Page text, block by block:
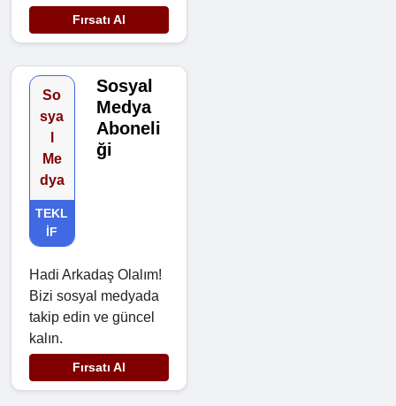
Fırsatı Al
So
sya
Me
dya
TEKL
IF
Sosyal
Medya
Aboneli
ği
Hadi Arkadaş Olalım!
Bizi sosyal medyada
takip edin ve güncel
kalın.
Fırsatı Al